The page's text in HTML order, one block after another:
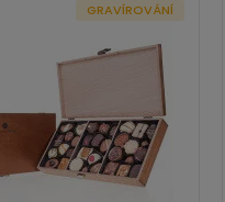
GRAVÍROVÁNÍ